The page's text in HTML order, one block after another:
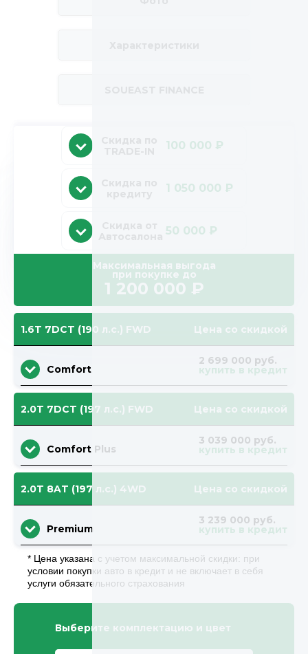
100 000 ₽
1 050 000 ₽
50 000 ₽
Максимальная выгода
при покупке до
1 200 000 ₽
1.6T 7DCT (190 л.с.) FWD Цена со скидкой
Comfort
2 699 000 руб.
купить в кредит
2.0T 7DCT (197 л.с.) FWD Цена со скидкой
Comfort Plus
3 039 000 руб.
купить в кредит
2.0T 8AT (197 л.с.) 4WD Цена со скидкой
Premium
3 239 000 руб.
купить в кредит
* Цена указана с учетом максимальной скидки: при
условии покупки авто в кредит и не включает в себя
услуги обязательного страхования
Выберите комплектацию и цвет